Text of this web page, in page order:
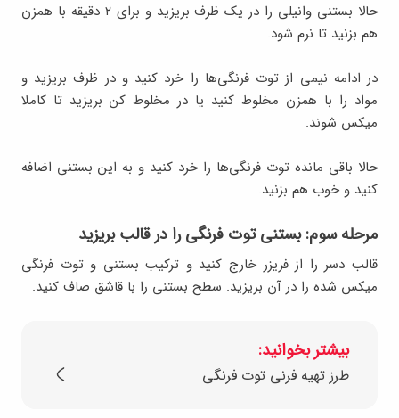
حالا بستنی وانیلی را در یک ظرف بریزید و برای ۲ دقیقه با همزن
هم بزنید تا نرم شود.
در ادامه نیمی از توت فرنگی‌ها را خرد کنید و در ظرف بریزید و
مواد را با همزن مخلوط کنید یا در مخلوط کن بریزید تا کاملا
میکس شوند.
حالا باقی مانده توت فرنگی‌ها را خرد کنید و به این بستنی اضافه
کنید و خوب هم بزنید.
مرحله سوم: بستنی توت فرنگی را در قالب بریزید
قالب دسر را از فریزر خارج کنید و ترکیب بستنی و توت فرنگی
میکس شده را در آن بریزید. سطح بستنی را با قاشق صاف کنید.
بیشتر بخوانید:
طرز تهیه فرنی توت فرنگی